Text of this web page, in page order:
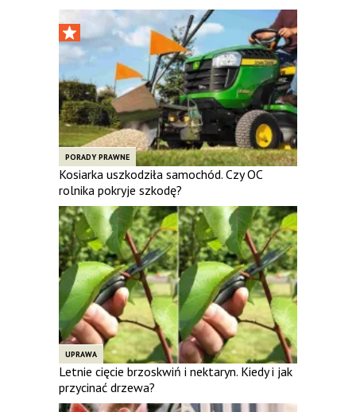
PORADY PRAWNE
Kosiarka uszkodziła samochód. Czy OC
rolnika pokryje szkodę?
UPRAWA
Letnie cięcie brzoskwiń i nektaryn. Kiedy i jak
przycinać drzewa?